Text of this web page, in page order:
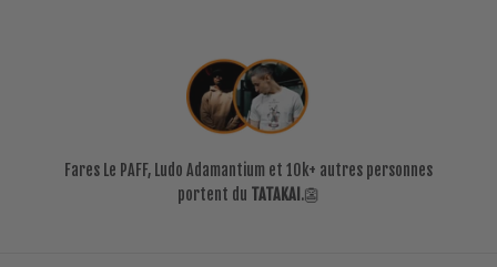
Fares Le PAFF, Ludo Adamantium et 10k+ autres personnes
portent du TATAKAI .👺